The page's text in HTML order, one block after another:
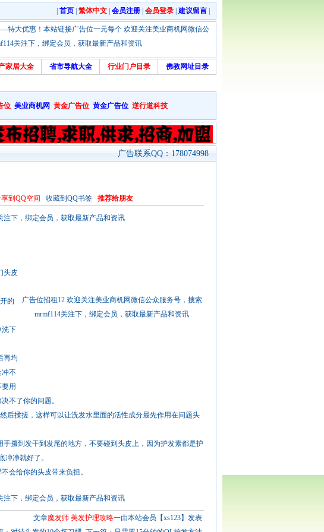
首页 繁体中文 会员注册 会员登录 建议留言
特大优惠！本站链接广告位一元每个 欢迎关注美业商机网微信公
关注下，绑定会员，获取最新产品和资讯
家居大全 省市导航大全 行业门户目录 佛教网址目录
位 美业商机网 黄金广告位 黄金广告位 逆行道科技
广告联系QQ：178074998
到QQ空间 收藏到QQ书签 推荐给朋友
注下，绑定会员，获取最新产品和资讯
广告位招租12 欢迎关注美业商机网微信公众服务号，搜索
mrmf114关注下，绑定会员，获取最新产品和资讯
头皮
的
洗下
再均
不
用
不了你的问题。
揉搓，这样可以让洗发水里面的活性成分最先作用在问题头
攥到发干到发尾的地方，不要碰到头皮上，因为护发素都是护
净就好了。
会给你的头皮带来负担。
注下，绑定会员，获取最新产品和资讯
文章魔发师 美发护理攻略一由本站会员【xs123】发表